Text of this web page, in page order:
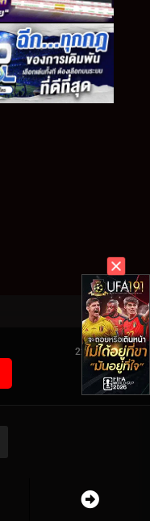
2271 Views